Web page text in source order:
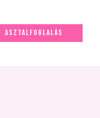
ASZTALFOGLALÁS